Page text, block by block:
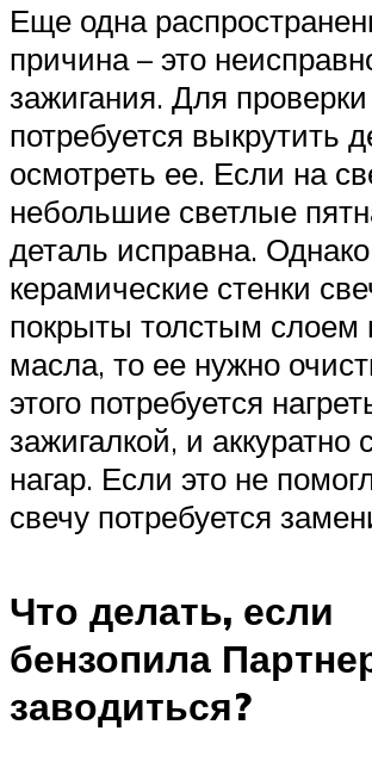
Еще одна
причина – это
зажигания. Для проверки
потребуется выкрутить
осмотреть ее. Если на
небольшие светлые
деталь исправна.
керамические стенки
покрыты толстым слоем
масла, то ее нужно
этого потребуется
зажигалкой, и аккуратно
нагар. Если это не
свечу потребуется
Что делать, если
бензопила
заводиться?